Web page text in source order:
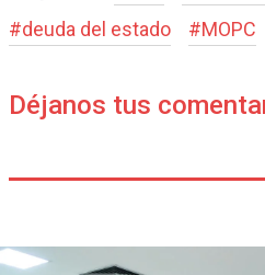
#deuda del estado #MOPC
Déjanos tus